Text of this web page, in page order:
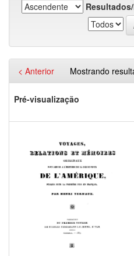
Mostrando
< Anterior
Pré-visualização